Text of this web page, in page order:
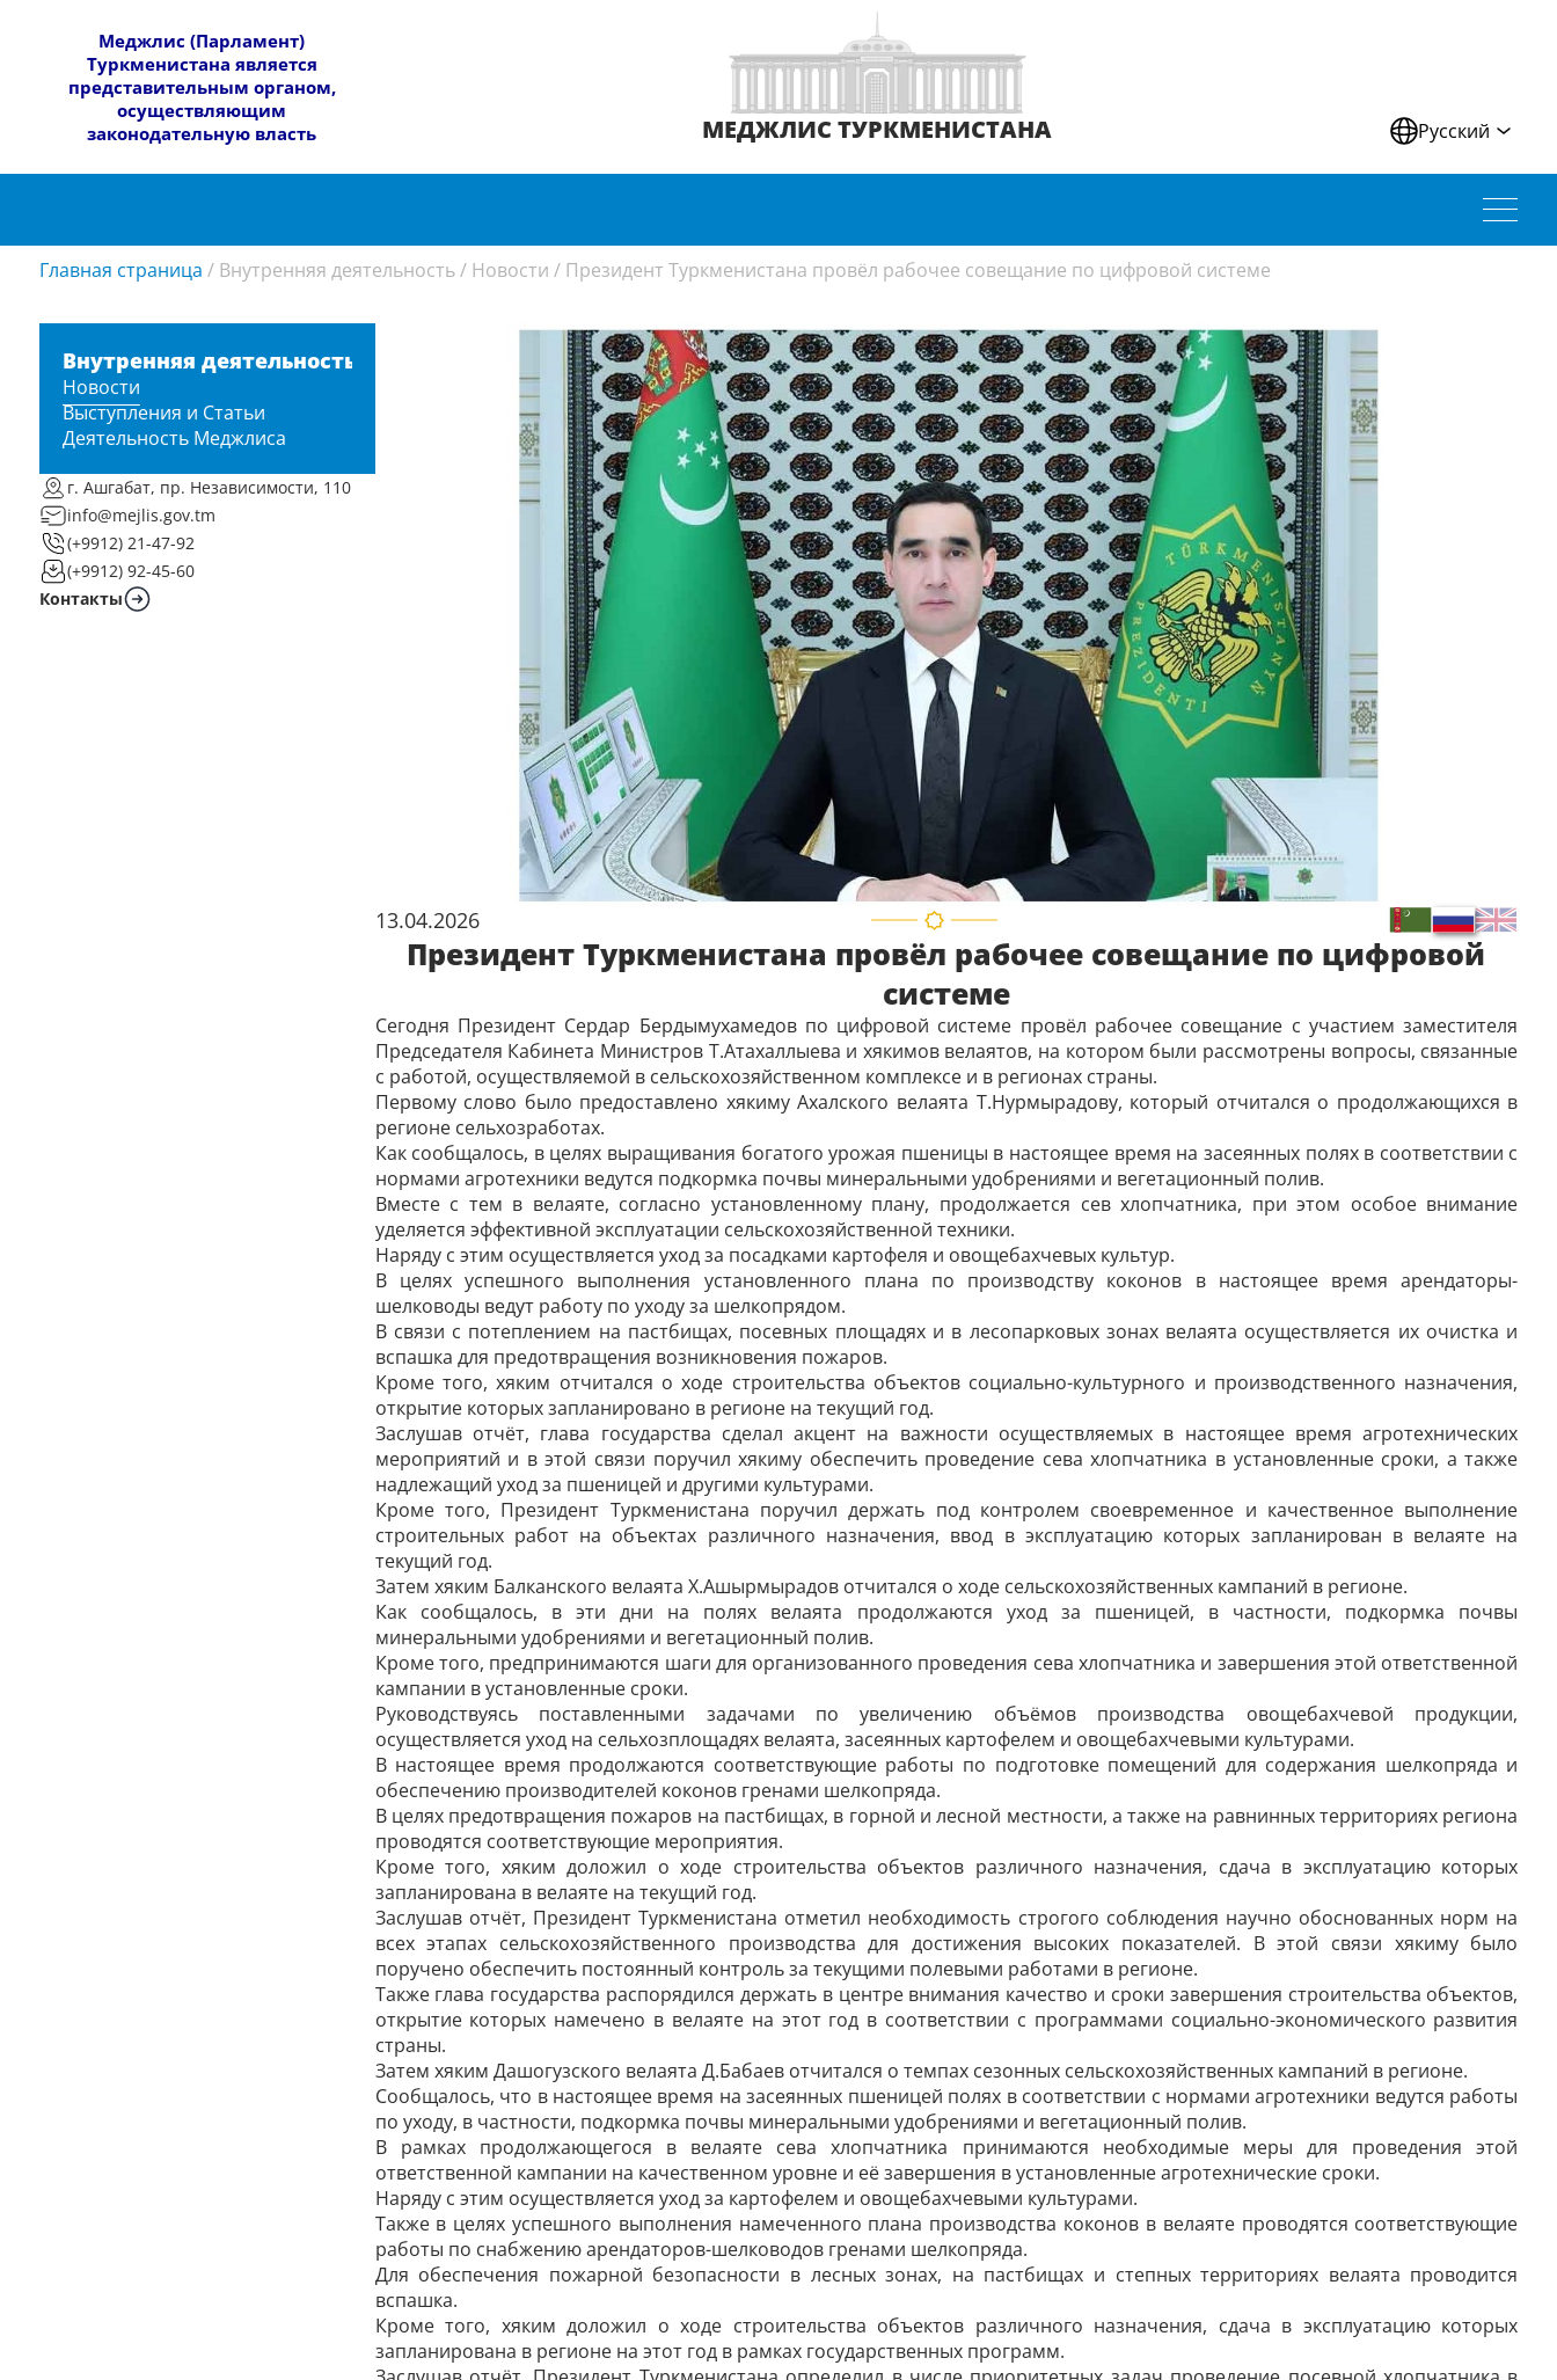
​Меджлис (Парламент)
Туркменистана является
представительным органом,
осуществляющим
законодательную власть
МЕДЖЛИС ТУРКМЕНИСТАНА Русский
Главная страница / Внутренняя деятельность / Новости / Президент Туркменистана провёл рабочее совещание по цифровой системе
Внутренняя деятельность
Новости
Выступления и Статьи
Деятельность Меджлиса
г. Ашгабат, пр. Независимости, 110
info@mejlis.gov.tm
(+9912) 21-47-92
(+9912) 92-45-60
Контакты
13.04.2026
Президент Туркменистана провёл рабочее совещание по цифровой
системе
Сегодня Президент Сердар Бердымухамедов по цифровой системе провёл рабочее совещание с участием заместителя
Председателя Кабинета Министров Т.Атахаллыева и хякимов велаятов, на котором были рассмотрены вопросы, связанные
с работой, осуществляемой в сельскохозяйственном комплексе и в регионах страны.
Первому слово было предоставлено хякиму Ахалского велаята Т.Нурмырадову, который отчитался о продолжающихся в
регионе сельхозработах.
Как сообщалось, в целях выращивания богатого урожая пшеницы в настоящее время на засеянных полях в соответствии с
нормами агротехники ведутся подкормка почвы минеральными удобрениями и вегетационный полив.
Вместе с тем в велаяте, согласно установленному плану, продолжается сев хлопчатника, при этом особое внимание
уделяется эффективной эксплуатации сельскохозяйственной техники.
Наряду с этим осуществляется уход за посадками картофеля и овощебахчевых культур.
В целях успешного выполнения установленного плана по производству коконов в настоящее время арендаторы-
шелководы ведут работу по уходу за шелкопрядом.
В связи с потеплением на пастбищах, посевных площадях и в лесопарковых зонах велаята осуществляется их очистка и
вспашка для предотвращения возникновения пожаров.
Кроме того, хяким отчитался о ходе строительства объектов социально-культурного и производственного назначения,
открытие которых запланировано в регионе на текущий год.
Заслушав отчёт, глава государства сделал акцент на важности осуществ­ляемых в настоящее время агротехнических
мероприятий и в этой связи поручил хякиму обеспечить проведение сева хлопчатника в установленные сроки, а также
надлежащий уход за пшеницей и другими культурами.
Кроме того, Президент Туркменистана поручил держать под контролем своевременное и качественное выполнение
строительных работ на объектах различного назначения, ввод в эксплуатацию которых запланирован в велаяте на
текущий год.
Затем хяким Балканского велаята Х.Ашырмырадов отчитался о ходе сельскохозяйственных кампаний в регионе.
Как сообщалось, в эти дни на полях велаята продолжаются уход за пшеницей, в частности, подкормка почвы
минеральными удобрениями и вегетационный полив.
Кроме того, предпринимаются шаги для организованного проведения сева хлопчатника и завершения этой ответственной
кампании в установленные сроки.
Руководствуясь поставленными задачами по увеличению объёмов производства овощебахчевой продукции,
осуществляется уход на сельхозплощадях велаята, засеянных картофелем и овощебахчевыми культурами.
В настоящее время продолжаются соответствующие работы по подготовке помещений для содержания шелкопряда и
обеспечению производителей коконов гренами шелкопряда.
В целях предотвращения пожаров на пастбищах, в горной и лесной местности, а также на равнинных территориях региона
проводятся соответствующие мероприятия.
Кроме того, хяким доложил о ходе строительства объектов различного назначения, сдача в эксплуатацию которых
запланирована в велаяте на текущий год.
Заслушав отчёт, Президент Туркменистана отметил необходимость строгого соблюдения научно обоснованных норм на
всех этапах сельскохозяйственного производства для достижения высоких показателей. В этой связи хякиму было
поручено обес­печить постоянный контроль за текущими полевыми работами в регионе.
Также глава государства распорядился держать в центре внимания качество и сроки завершения строительства объектов,
открытие которых намечено в велаяте на этот год в соответствии с программами социально-экономического развития
страны.
Затем хяким Дашогузского велаята Д.Бабаев отчитался о темпах сезонных сельскохозяйственных кампаний в регионе.
Сообщалось, что в настоящее время на засеянных пшеницей полях в соответствии с нормами агротехники ведутся работы
по уходу, в частности, подкормка почвы минеральными удобрениями и вегетационный полив.
В рамках продолжающегося в велаяте сева хлопчатника принимаются необходимые меры для проведения этой
ответственной кампании на качественном уровне и её завершения в установленные агротехнические сроки.
Наряду с этим осуществляется уход за картофелем и овощебахчевыми культурами.
Также в целях успешного выполнения намеченного плана производства коконов в велаяте проводятся соответствующие
работы по снабжению арендаторов-шелководов гренами шелкопряда.
Для обеспечения пожарной безопасности в лесных зонах, на пастбищах и степных территориях велаята проводится
вспашка.
Кроме того, хяким доложил о ходе строительства объектов различного назначения, сдача в эксплуатацию которых
запланирована в регионе на этот год в рамках государственных программ.